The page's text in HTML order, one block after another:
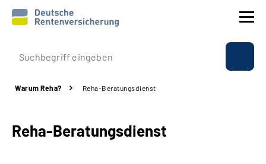
Prävention
Rente
Warum Reha? Reha-Beratungsdienst
Reha-Beratungsdienst